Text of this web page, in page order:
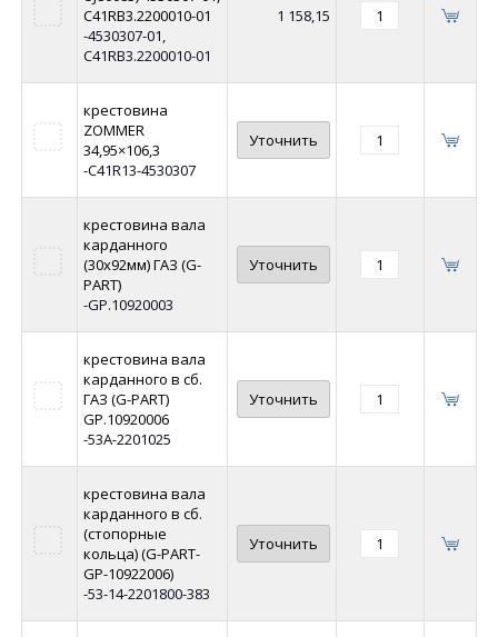
C41RB3.2200010-01
-4530307-01,
C41RB3.2200010-01
1 158,15
крестовина
ZOMMER
34,95×106,3
-C41R13-4530307
Уточнить
крестовина вала
карданного
(30х92мм) ГАЗ (G-
PART)
-GP.10920003
Уточнить
крестовина вала
карданного в сб.
ГАЗ (G-PART)
GP.10920006
-53А-2201025
Уточнить
крестовина вала
карданного в сб.
(стопорные
кольца) (G-PART-
GP-10922006)
-53-14-2201800-383
Уточнить